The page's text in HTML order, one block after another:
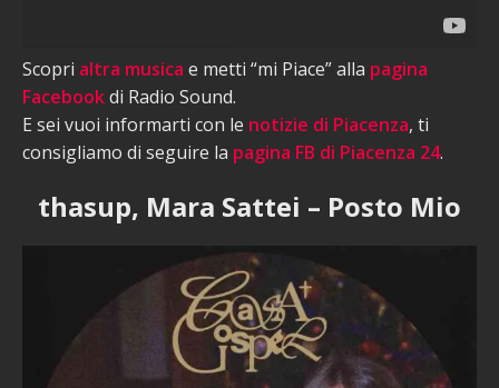
Scopri altra musica e metti “mi Piace” alla pagina
Facebookdi Radio Sound.
E sei vuoi informarti con le notizie di Piacenza, ti
consigliamo di seguire la pagina FB di Piacenza 24.
thasup, Mara Sattei – Posto Mio